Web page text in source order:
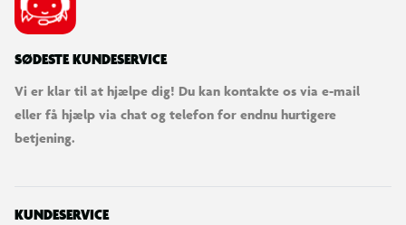
SØDESTE KUNDESERVICE
Vi er klar til at hjælpe dig! Du kan kontakte os via e-mail
eller få hjælp via chat og telefon for endnu hurtigere
betjening.
KUNDESERVICE